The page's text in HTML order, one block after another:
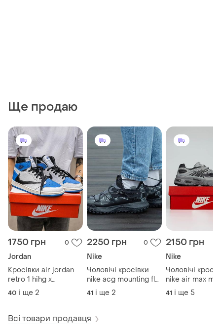
Ще продаю
1750 грн 0
Jordan
Кросівки air jordan
retro 1 hihg x
fragment x trawis
scott
40 і ще 2
2250 грн 0
Nike
Чоловічі кросівки
nike acg mounting fly
zip low
41 і ще 2
2150 грн
Nike
Чоловічі
nike air max
grey
41 і ще 5
Всі товари продавця